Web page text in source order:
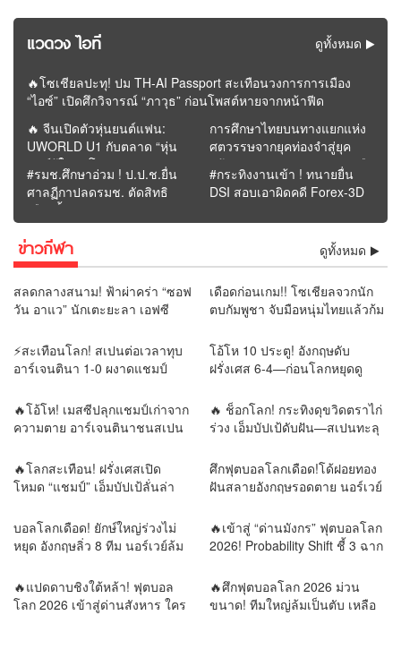
แวดวง ไอที ดูทั้งหมด
🔥โซเชียลปะทุ! ปม TH-AI Passport สะเทือนวงการการเมือง
“ไอซ์” เปิดศึกวิจารณ์ “ภาวุธ” ก่อนโพสต์หายจากหน้าฟีด
🔥 จีนเปิดตัวหุ่นยนต์แฟน:
UWORLD U1 กับตลาด “หุ่น
ยนต์รู้ใจคนโสด” | รายงาน
โดย REMORA นักวิเคราะห์
สำนักข่าววิหคนิวส์
การศึกษาไทยบนทางแยกแห่ง
ศตวรรษจากยุคท่องจำสู่ยุค
สร้างคุณค่า : อนาคตจะรุ่งหรือ
ร่วงอยู่ที่การปฏิรูปครั้งนี้ |
รายงานโดย ดุลย์ จุลกะเศียน
#รมช.ศึกษาอ่วม ! ป.ป.ช.ยื่น
ศาลฏีกาปลดรมช. ตัดสิทธิ
เลือกตั้ง ฐานรุกป่าขัด
จริยธรรม
#กระทิงงานเข้า ! ทนายยื่น
DSI สอบเอาผิดคดี Forex-3D
ข่าวกีฬา ดูทั้งหมด
สลดกลางสนาม! ฟ้าผ่าคร่า “ซอฟ
วัน อาแว” นักเตะยะลา เอฟซี
เดือดก่อนเกม!! โซเชียลจวกนัก
ตบกัมพูชา จับมือหนุ่มไทยแล้วก้ม
แบบนี้ไม่ควรทำ
⚡สะเทือนโลก! สเปนต่อเวลาทุบ
อาร์เจนตินา 1-0 ผงาดแชมป์
โอ้โห 10 ประตู! อังกฤษดับ
ฝรั่งเศส 6-4—ก่อนโลกหยุดดู
🔥โอ้โห! เมสซีปลุกแชมป์เก่าจาก
ความตาย อาร์เจนตินาชนสเปน
🔥 ช็อกโลก! กระทิงดุขวิดตราไก่
ร่วง เอ็มบัปเป้ดับฝัน—สเปนทะลุ
🔥โลกสะเทือน! ฝรั่งเศสเปิด
โหมด “แชมป์” เอ็มบัปเป้ลั่นล่า
ตำนานบทสุดท้าย!⚔️ 4 เกมชี้
ชะตาโลกฟุตบอล! วิเคราะห์เส้น
ทางสู่บัลลังก์แชมป์โลก 2026
ศึกฟุตบอลโลกเดือด!โด้ฝอยทอง
ฝันสลายอังกฤษรอดตาย นอร์เวย์
ทุกความคาดหมาย
บอลโลกเดือด! ยักษ์ใหญ่ร่วงไม่
หยุด อังกฤษลิ่ว 8 ทีม นอร์เวย์ล้ม
🔥เข้าสู่ “ด่านมังกร” ฟุตบอลโลก
2026! Probability Shift ชี้ 3 ฉาก
รายงานข่าวโดย REMORA นัก
วิเคราะห์ สำนักข่าววิหคนิวส์
🔥แปดดาบชิงใต้หล้า! ฟุตบอล
โลก 2026 เข้าสู่ด่านสังหาร ใคร
🔥ศึกฟุตบอลโลก 2026 ม่วน
ขนาด! ทีมใหญ่ล้มเป็นตับ เหลือ